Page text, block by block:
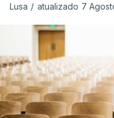
Depois de uma
Irão, à tensão
fecho do estreito de
combustíveis
entre Washington e
No entanto, com o
Lusa / atualizado 7